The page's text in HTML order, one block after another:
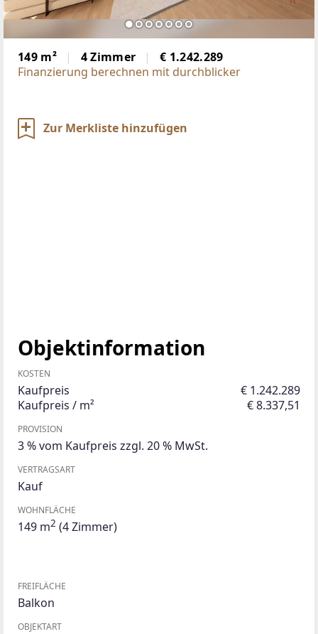
149 m² 4 Zimmer
€ 1.242.289
Finanzierung berechnen mit durchblicker
Zur Merkliste hinzufügen
Objektinformation
KOSTEN
Kaufpreis
€ 1.242.289
Kaufpreis / m²
€ 8.337,51
PROVISION
3 % vom Kaufpreis zzgl. 20 % MwSt.
VERTRAGSART
Kauf
WOHNFLÄCHE
149 m2 (4 Zimmer)
FREIFLÄCHE
Balkon
OBJEKTART